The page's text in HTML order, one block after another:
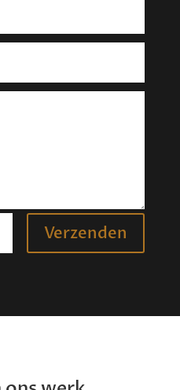
Verzenden